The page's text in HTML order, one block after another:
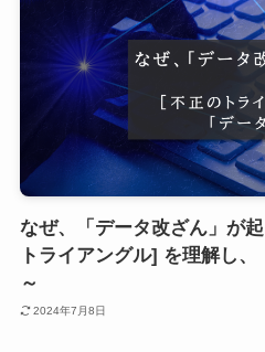
なぜ、「データ改ざん」が
トライアングル] を理解し
～
2024年7月8日